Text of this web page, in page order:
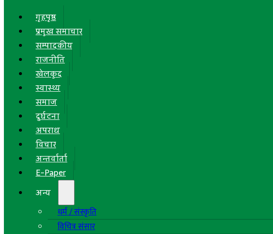
गृहपृष्ठ
प्रमुख समाचार
सम्पादकीय
राजनीति
खेलकुद
स्वास्थ्य
समाज
दुर्घटना
अपराध
विचार
अन्तर्वार्ता
E-Paper
अन्य
धर्म / संस्कृति
विचित्र संसार